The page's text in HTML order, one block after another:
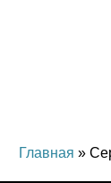
Главная »